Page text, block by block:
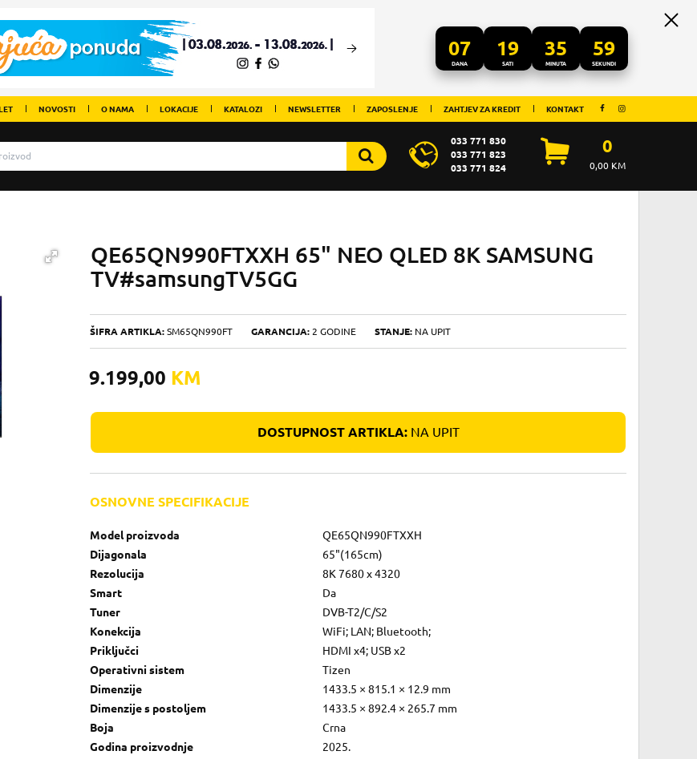
07
DANA
19
SATI
35
MINUTA
58
SEKUNDI
NOVOSTI O NAMA LOKACIJE KATALOZI NEWSLETTER ZAPOSLENJE ZAHTJEV ZA KREDIT KONTAKT
033 771 830
033 771 823
033 771 824
0
0,00KM
QE65QN990FTXXH 65" NEO QLED 8K SAMSUNG
TV#samsungTV5GG
ŠIFRA ARTIKLA: SM65QN990FT GARANCIJA: 2 GODINE STANJE: NA UPIT
9.199,00 KM
DOSTUPNOST ARTIKLA:NA UPIT
OSNOVNE SPECIFIKACIJE
Model proizvoda
QE65QN990FTXXH
Dijagonala
65"(165cm)
Rezolucija
8K 7680 x 4320
Smart
Da
Tuner
DVB-T2/C/S2
Konekcija
WiFi; LAN; Bluetooth;
Priključci
HDMI x4; USB x2
Operativni sistem
Tizen
Dimenzije
1433.5 × 815.1 × 12.9 mm
Dimenzije s postoljem
1433.5 × 892.4 × 265.7 mm
Boja
Crna
Godina proizvodnje
2025.